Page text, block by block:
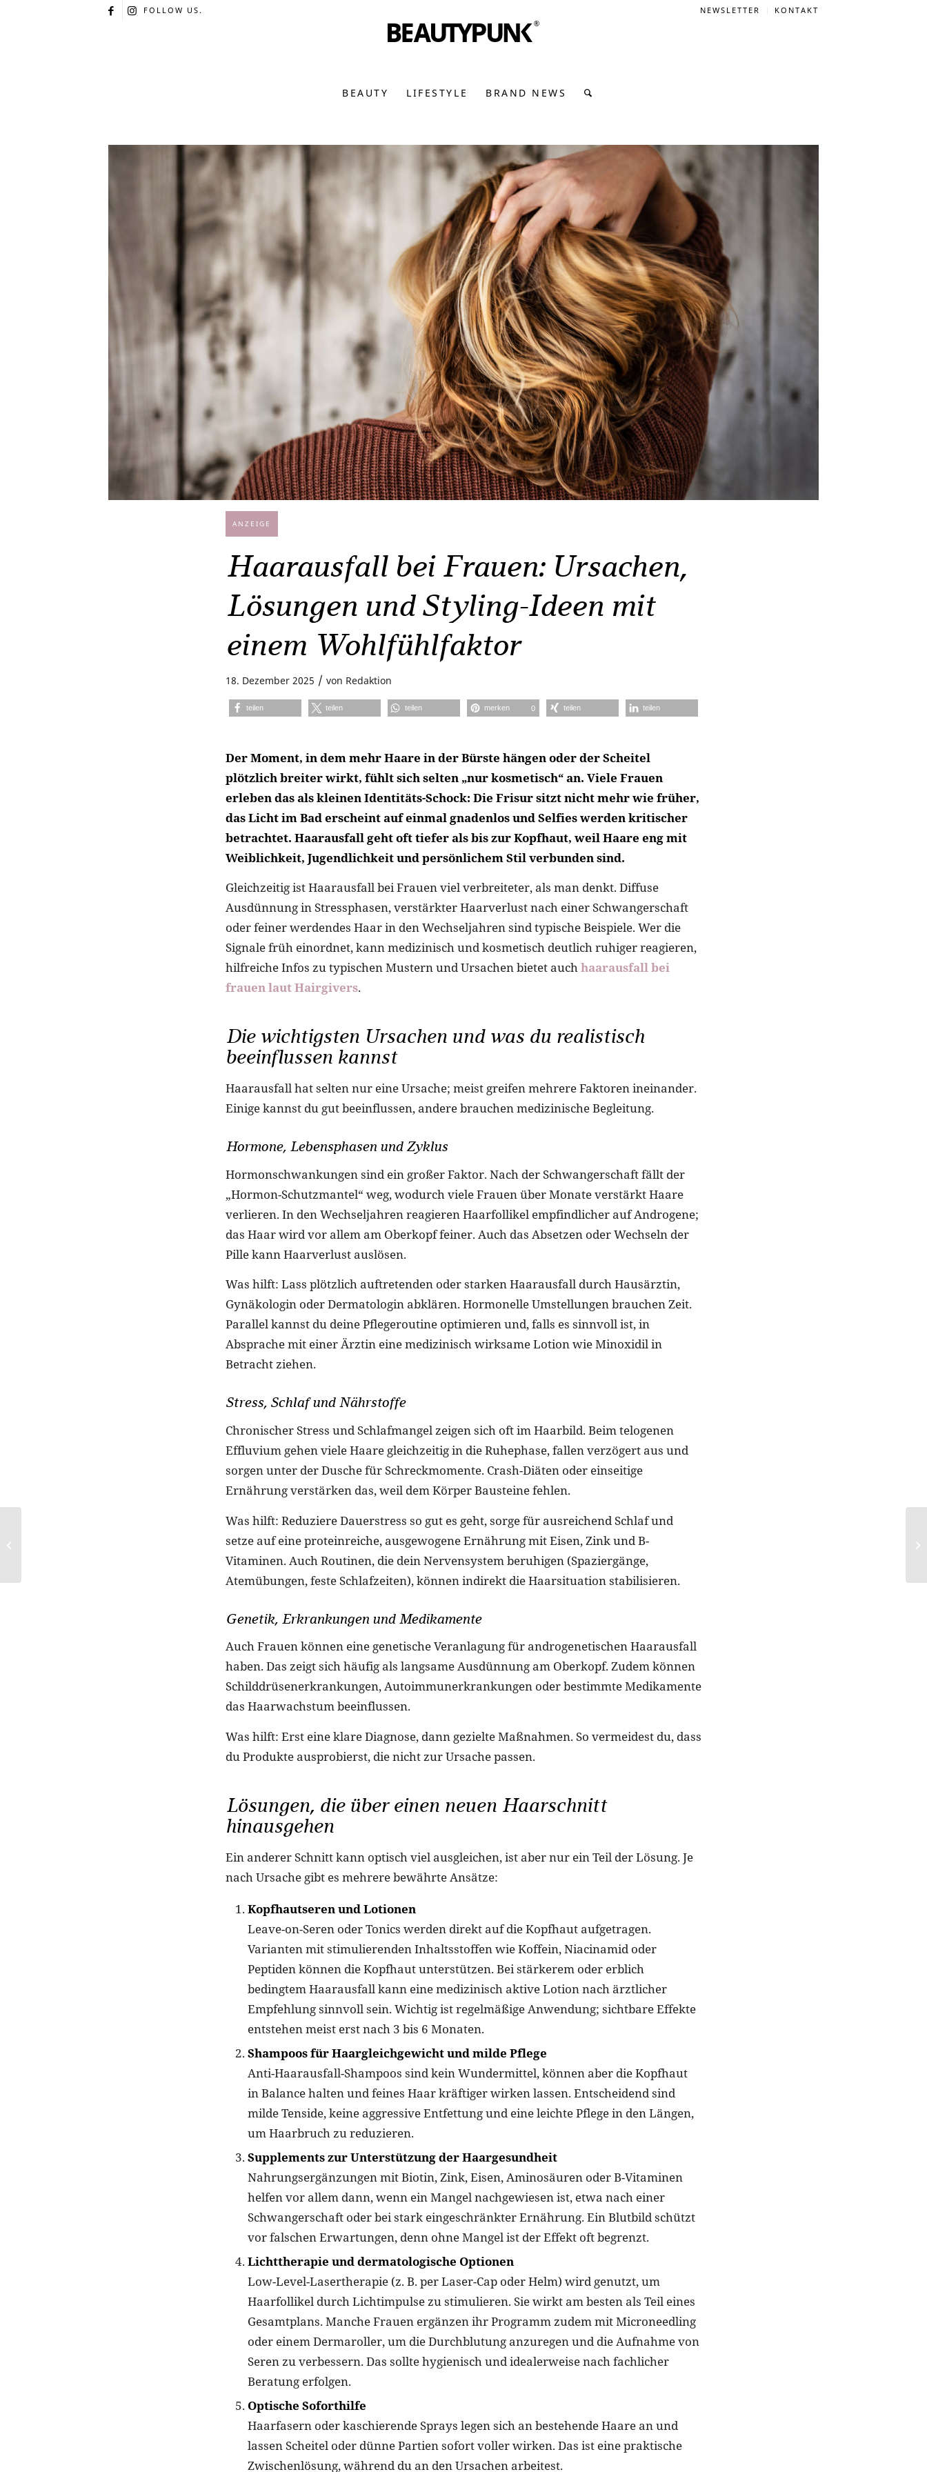
NEWSLETTER KONTAKT
FOLLOW US.
BEAUTY LIFESTYLE BRAND NEWS
ANZEIGE
Haarausfall bei Frauen: Ursachen,
Lösungen und Styling-Ideen mit
einem Wohlfühlfaktor
18. Dezember 2025 / von Redaktion
teilen teilen teilen merken 0 teilen teilen
Der Moment, in dem mehr Haare in der Bürste hängen oder der Scheitel
plötzlich breiter wirkt, fühlt sich selten „nur kosmetisch“ an. Viele Frauen
erleben das als kleinen Identitäts-Schock: Die Frisur sitzt nicht mehr wie früher,
das Licht im Bad erscheint auf einmal gnadenlos und Selfies werden kritischer
betrachtet. Haarausfall geht oft tiefer als bis zur Kopfhaut, weil Haare eng mit
Weiblichkeit, Jugendlichkeit und persönlichem Stil verbunden sind.
Gleichzeitig ist Haarausfall bei Frauen viel verbreiteter, als man denkt. Diffuse
Ausdünnung in Stressphasen, verstärkter Haarverlust nach einer Schwangerschaft
oder feiner werdendes Haar in den Wechseljahren sind typische Beispiele. Wer die
Signale früh einordnet, kann medizinisch und kosmetisch deutlich ruhiger reagieren,
hilfreiche Infos zu typischen Mustern und Ursachen bietet auchhaarausfall bei
frauen laut Hairgivers.
Die wichtigsten Ursachen und was du realistisch
beeinflussen kannst
Haarausfall hat selten nur eine Ursache; meist greifen mehrere Faktoren ineinander.
Einige kannst du gut beeinflussen, andere brauchen medizinische Begleitung.
Hormone, Lebensphasen und Zyklus
Hormonschwankungen sind ein großer Faktor. Nach der Schwangerschaft fällt der
„Hormon-Schutzmantel“ weg, wodurch viele Frauen über Monate verstärkt Haare
verlieren. In den Wechseljahren reagieren Haarfollikel empfindlicher auf Androgene;
das Haar wird vor allem am Oberkopf feiner. Auch das Absetzen oder Wechseln der
Pille kann Haarverlust auslösen.
Was hilft: Lass plötzlich auftretenden oder starken Haarausfall durch Hausärztin,
Gynäkologin oder Dermatologin abklären. Hormonelle Umstellungen brauchen Zeit.
Parallel kannst du deine Pflegeroutine optimieren und, falls es sinnvoll ist, in
Absprache mit einer Ärztin eine medizinisch wirksame Lotion wie Minoxidil in
Betracht ziehen.
Stress, Schlaf und Nährstoffe
Chronischer Stress und Schlafmangel zeigen sich oft im Haarbild. Beim telogenen
Effluvium gehen viele Haare gleichzeitig in die Ruhephase, fallen verzögert aus und
sorgen unter der Dusche für Schreckmomente. Crash-Diäten oder einseitige
Ernährung verstärken das, weil dem Körper Bausteine fehlen.
Was hilft: Reduziere Dauerstress so gut es geht, sorge für ausreichend Schlaf und
setze auf eine proteinreiche, ausgewogene Ernährung mit Eisen, Zink und B-
Vitaminen. Auch Routinen, die dein Nervensystem beruhigen (Spaziergänge,
Atemübungen, feste Schlafzeiten), können indirekt die Haarsituation stabilisieren.
Genetik, Erkrankungen und Medikamente
Auch Frauen können eine genetische Veranlagung für androgenetischen Haarausfall
haben. Das zeigt sich häufig als langsame Ausdünnung am Oberkopf. Zudem können
Schilddrüsenerkrankungen, Autoimmunerkrankungen oder bestimmte Medikamente
das Haarwachstum beeinflussen.
Was hilft: Erst eine klare Diagnose, dann gezielte Maßnahmen. So vermeidest du, dass
du Produkte ausprobierst, die nicht zur Ursache passen.
Lösungen, die über einen neuen Haarschnitt
hinausgehen
Ein anderer Schnitt kann optisch viel ausgleichen, ist aber nur ein Teil der Lösung. Je
nach Ursache gibt es mehrere bewährte Ansätze:
Kopfhautseren und Lotionen
Leave-on-Seren oder Tonics werden direkt auf die Kopfhaut aufgetragen.
Varianten mit stimulierenden Inhaltsstoffen wie Koffein, Niacinamid oder
Peptiden können die Kopfhaut unterstützen. Bei stärkerem oder erblich
bedingtem Haarausfall kann eine medizinisch aktive Lotion nach ärztlicher
Empfehlung sinnvoll sein. Wichtig ist regelmäßige Anwendung; sichtbare Effekte
entstehen meist erst nach 3 bis 6 Monaten.
Shampoos für Haargleichgewicht und milde Pflege
Anti-Haarausfall-Shampoos sind kein Wundermittel, können aber die Kopfhaut
in Balance halten und feines Haar kräftiger wirken lassen. Entscheidend sind
milde Tenside, keine aggressive Entfettung und eine leichte Pflege in den Längen,
um Haarbruch zu reduzieren.
Supplements zur Unterstützung der Haargesundheit
Nahrungsergänzungen mit Biotin, Zink, Eisen, Aminosäuren oder B-Vitaminen
helfen vor allem dann, wenn ein Mangel nachgewiesen ist, etwa nach einer
Schwangerschaft oder bei stark eingeschränkter Ernährung. Ein Blutbild schützt
vor falschen Erwartungen, denn ohne Mangel ist der Effekt oft begrenzt.
Lichttherapie und dermatologische Optionen
Low-Level-Lasertherapie (z. B. per Laser-Cap oder Helm) wird genutzt, um
Haarfollikel durch Lichtimpulse zu stimulieren. Sie wirkt am besten als Teil eines
Gesamtplans. Manche Frauen ergänzen ihr Programm zudem mit Microneedling
oder einem Dermaroller, um die Durchblutung anzuregen und die Aufnahme von
Seren zu verbessern. Das sollte hygienisch und idealerweise nach fachlicher
Beratung erfolgen.
Optische Soforthilfe
Haarfasern oder kaschierende Sprays legen sich an bestehende Haare an und
lassen Scheitel oder dünne Partien sofort voller wirken. Das ist eine praktische
Zwischenlösung, während du an den Ursachen arbeitest.